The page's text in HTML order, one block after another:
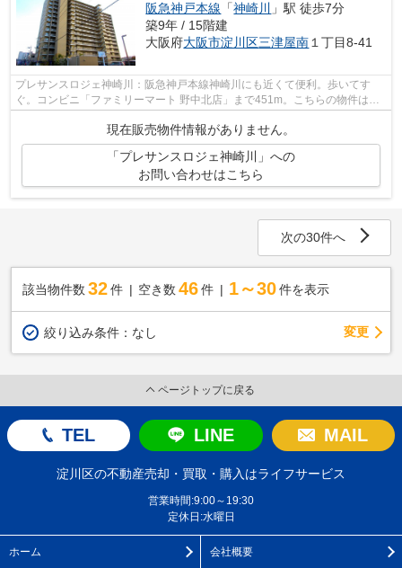
阪急神戸本線 「神崎川
」駅 徒歩7分
築9年 / 15階建
大阪府大阪市淀川区三津屋南１丁目8-41
プレサンスロジェ神崎川：阪急神戸本線神崎川にも近くて便利。歩いてす
ぐ。コンビニ「ファミリーマート 野中北店」まで451m。こちらの物件は築5
現在販売物件情報がありません。
「プレサンスロジェ神崎川」への
お問い合わせはこちら
次の30件へ
該当物件数 32件 空き数 46 件 1～30 件を表示
絞り込み条件： なし 変更
ページトップに戻る
TEL LINE MAIL
淀川区の不動産売却・買取・購入はライフサービス
営業時間:9:00～19:30
定休日:水曜日
ホーム 会社概要